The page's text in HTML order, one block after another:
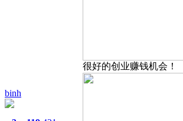
binh
很好的创业赚钱机会！